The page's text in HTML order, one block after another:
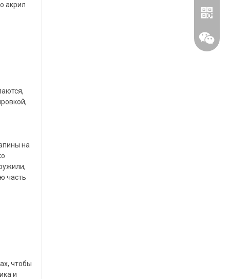
акрил
на
часть
чтобы
и